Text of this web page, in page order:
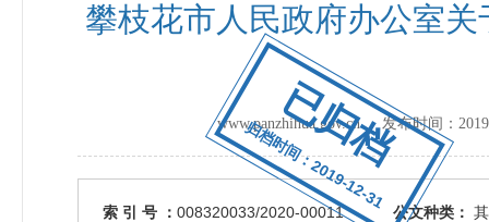
已归档
归档时间：2019-12-31
攀枝花市人民政府办公室
www.panzhihua.gov.cn 发布时间：
索 引 号 ： 008320033/2020-00011 公文种类：